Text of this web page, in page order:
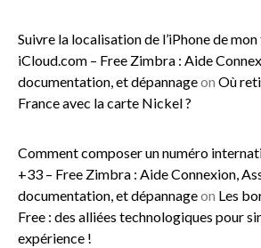
Suivre la localisation de l’iPhone de
iCloud.com – Free Zimbra : Aide
documentation, et dépannageon Où
France avec la carte Nickel ?
Comment composer un numéro
+33 – Free Zimbra : Aide Connexion,
documentation, et dépannageon Les
Free : des alliées technologiques pour
expérience !